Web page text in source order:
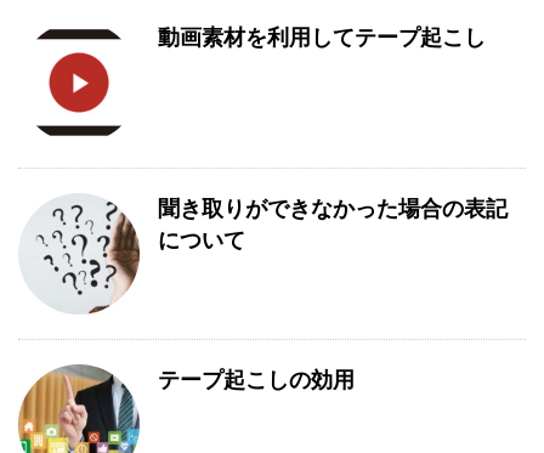
動画素材を利用してテープ起こし
聞き取りができなかった場合の表記
について
テープ起こしの効用